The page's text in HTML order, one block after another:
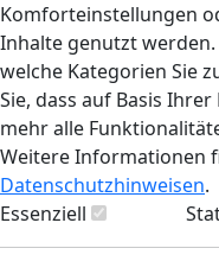
Komforteinstellungen
Inhalte genutzt
welche Kategorien Sie
Sie, dass auf Basis
mehr alle
Weitere Informationen
Datenschutzhinweisen.
Essenziell